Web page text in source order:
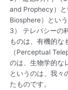
and Prophecy）
Biosphere）という
3） テレパシーの
ものは、有機的な
（Perceptual
のは、生物学的な
というのは、我々
たものです。